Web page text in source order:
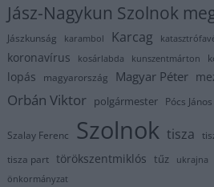
Jász-Nagykun Szolnok
Jászkunság karambol Karcag
koronavírus kosárlabda kunszentmárton
lopás magyarország Magyar Péter
Orbán Viktor polgármester Pócs János
Szalay Ferenc Szolnok tisza
tisza part törökszentmiklós tűz ukrajna
önkormányzat